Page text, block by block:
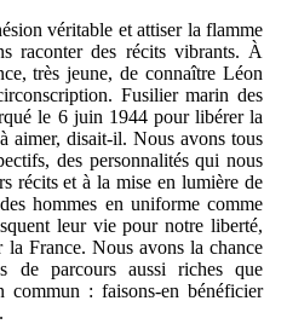
véritable et attiser la flamme
raconter des récits vibrants. À
très jeune, de connaître Léon
Fusilier marin des
le 6 juin 1944 pour libérer la
aimer, disait-il. Nous avons tous
des personnalités qui nous
récits et à la mise en lumière de
hommes en uniforme comme
leur vie pour notre liberté,
la France. Nous avons la chance
de parcours aussi riches que
commun : faisons-en bénéficier